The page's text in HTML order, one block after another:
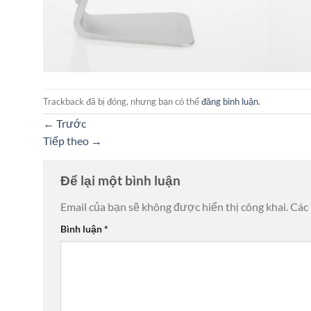
Trackback đã bị đóng, nhưng bạn có thểđăng bình luận.
← Trước
Tiếp theo →
Để lại một bình luận
Email của bạn sẽ không được hiển thị công khai.
Bình luận*